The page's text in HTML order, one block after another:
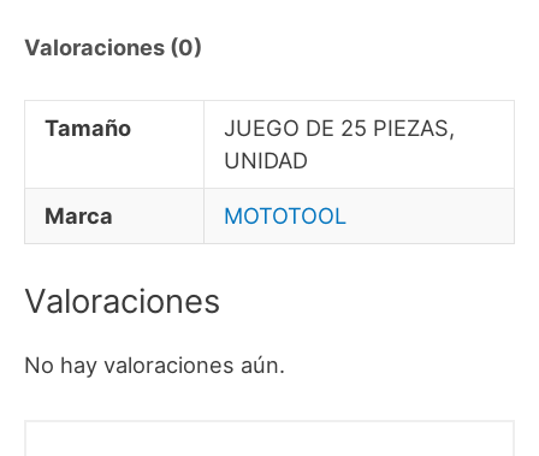
Valoraciones (0)
Tamaño
JUEGO DE 25 PIEZAS,
UNIDAD
Marca MOTOTOOL
Valoraciones
No hay valoraciones aún.